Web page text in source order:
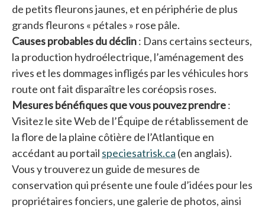
de petits fleurons jaunes, et en périphérie de plus
grands fleurons « pétales » rose pâle.
Causes probables du déclin: Dans certains secteurs,
la production hydroélectrique, l’aménagement des
rives et les dommages infligés par les véhicules hors
route ont fait disparaître les coréopsis roses.
Mesures bénéfiques que vous pouvez prendre:
Visitez le site Web de l’Équipe de rétablissement de
la flore de la plaine côtière de l’Atlantique en
accédant au portail speciesatrisk.ca s’ouvre dans un
(en anglais).
Vous y trouverez un guide de mesures de
conservation qui présente une foule d’idées pour les
propriétaires fonciers, une galerie de photos, ainsi